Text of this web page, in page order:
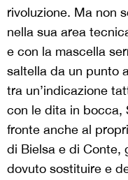
rivoluzione. Ma non
nella sua area
e con la mascella
saltella da un punto
tra un’indicazione
con le dita in bocca,
fronte anche al
di Bielsa e di Conte,
dovuto sostituire e